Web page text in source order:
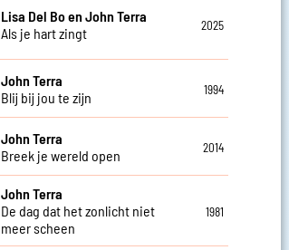
Lisa Del Bo en John Terra
Als je hart zingt
2025
John Terra
Blij bij jou te zijn
1994
John Terra
Breek je wereld open
2014
John Terra
De dag dat het zonlicht niet
meer scheen
1981